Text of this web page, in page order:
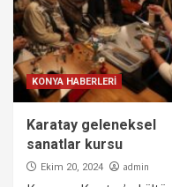
KONYA HABERLERİ
Karatay geleneksel
sanatlar kursu
Ekim 20, 2024 admin